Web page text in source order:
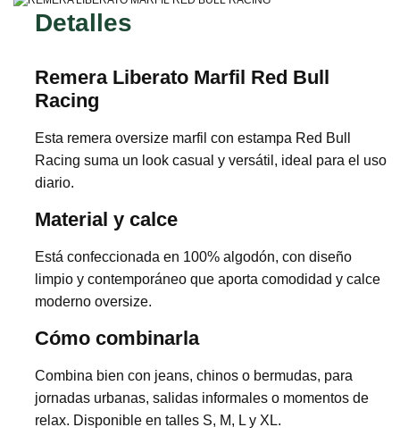
Detalles
Remera Liberato Marfil Red Bull
Racing
Esta remera oversize marfil con estampa Red Bull
Racing suma un look casual y versátil, ideal para el uso
diario.
Material y calce
Está confeccionada en 100% algodón, con diseño
limpio y contemporáneo que aporta comodidad y calce
moderno oversize.
Cómo combinarla
Combina bien con jeans, chinos o bermudas, para
jornadas urbanas, salidas informales o momentos de
relax. Disponible en talles S, M, L y XL.